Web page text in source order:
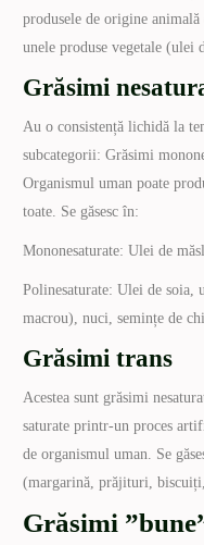
produsele de origine
unele produse vegetale (ulei
Grăsimi
Au o consistență lichidă la
subcategorii: Grăsimi
Organismul uman poate
toate. Se găsesc în:
Mononesaturate: Ulei de
Polinesaturate: Ulei de soia,
macrou), nuci, semințe de
Grăsimi trans
Acestea sunt grăsimi
saturate printr-un proces
de organismul uman. Se
(margarină, prăjituri,
Grăsimi